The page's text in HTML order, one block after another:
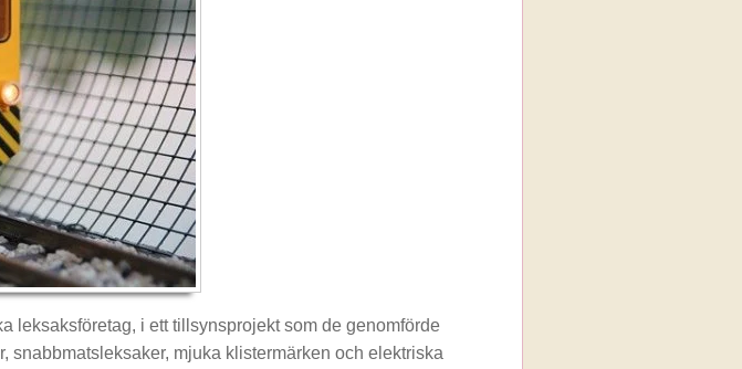
leksaksföretag, i ett tillsynsprojekt som de genomförde
snabbmatsleksaker, mjuka klistermärken och elektriska